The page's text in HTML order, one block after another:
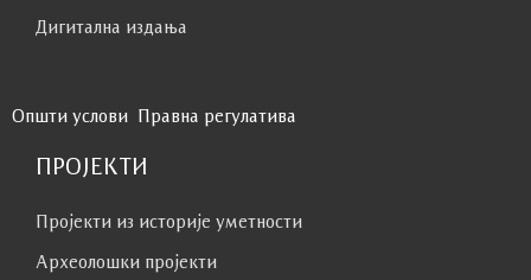
Дигитална издања
Општи услови Правна регулатива
ПРОЈЕКТИ
Пројекти из историје уметности
Археолошки пројекти